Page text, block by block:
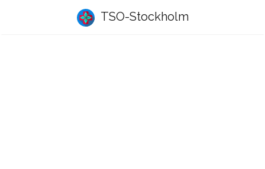
TSO-Stockholm